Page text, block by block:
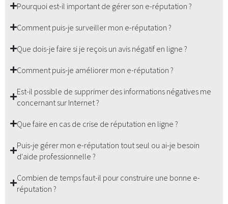
Pourquoi est-il important de gérer son e-réputation ?
Comment puis-je surveiller mon e-réputation ?
Que dois-je faire si je reçois un avis négatif en ligne ?
Comment puis-je améliorer mon e-réputation ?
Est-il possible de supprimer des informations négatives me
concernant sur Internet ?
Que faire en cas de crise de réputation en ligne ?
Puis-je gérer mon e-réputation tout seul ou ai-je besoin
d'aide professionnelle ?
Combien de temps faut-il pour construire une bonne e-
réputation ?